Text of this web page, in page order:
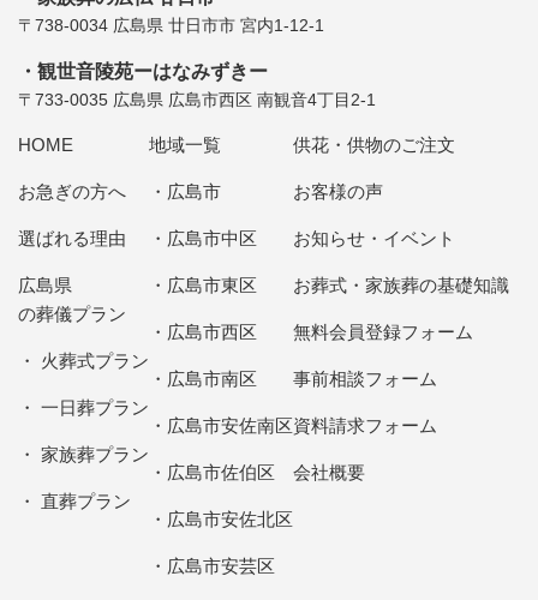
〒738-0034 広島県 廿⽇市市 宮内1-12-1
観世音陵苑ーはなみずきー
〒733-0035 広島県 広島市西区 南観音4丁目2-1
HOME
お急ぎの方へ
選ばれる理由
広島県
の葬儀プラン
火葬式プラン
一日葬プラン
家族葬プラン
直葬プラン
地域一覧
広島市
広島市中区
広島市東区
広島市西区
広島市南区
広島市安佐南区
広島市佐伯区
広島市安佐北区
広島市安芸区
供花・供物のご注文
お客様の声
お知らせ・イベント
お葬式・家族葬の基礎知識
無料会員登録フォーム
事前相談フォーム
資料請求フォーム
会社概要